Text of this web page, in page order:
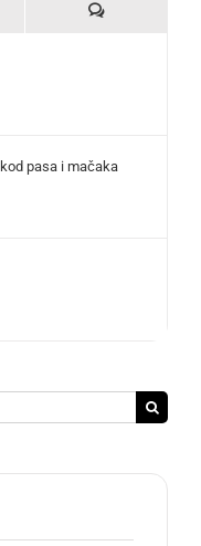
Komentari
pasa i mačaka